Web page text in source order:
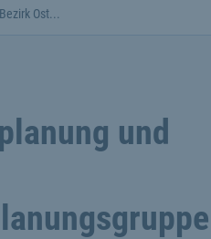
Ost...
und